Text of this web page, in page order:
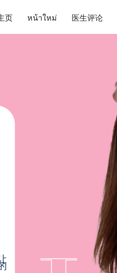
页 หน้าใหม่ 医生评论